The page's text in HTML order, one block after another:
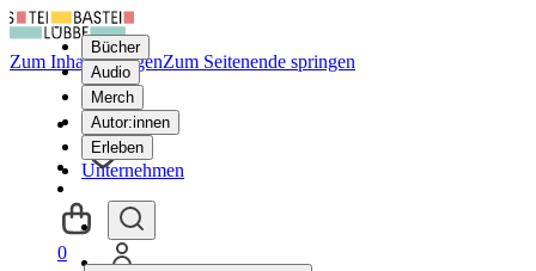
Bücher
Audio
Merch
Autor:innen
Erleben
Unternehmen
Zum Inhalt springenZum Seitenende springen
0